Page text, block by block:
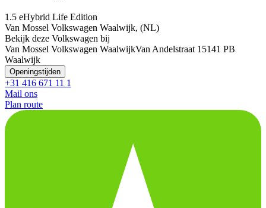
1.5 eHybrid Life Edition
Van Mossel Volkswagen Waalwijk, (NL)
Bekijk deze Volkswagen bij
Van Mossel Volkswagen WaalwijkVan Andelstraat 1 5141 PB
Waalwijk
Openingstijden
+31 416 671 11 1
Mail ons
Plan route